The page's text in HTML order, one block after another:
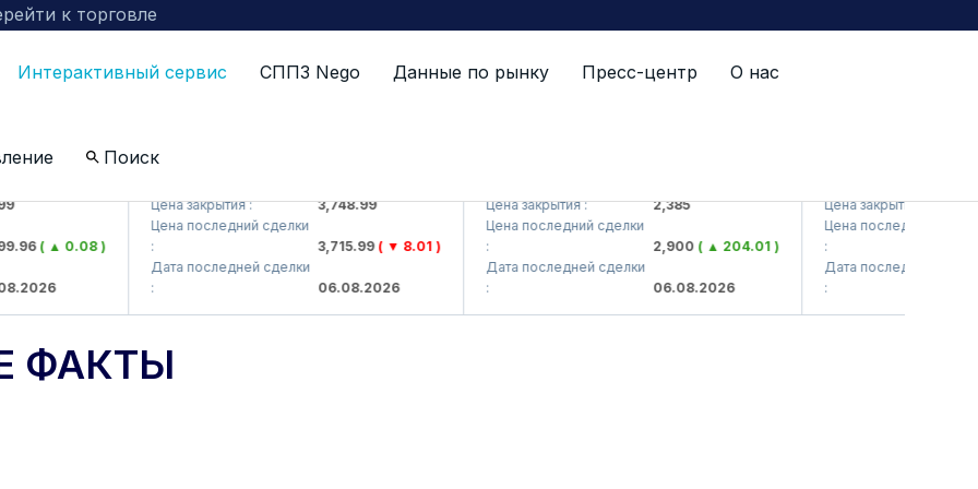
к торговле
Интерактивный сервис СППЗ Nego Данные по рынку Пресс-центр О нас
Поиск
( ▲ 0.08 )
Цена закрытия :
3,748.99
Цена последний сделки
3,715.99( ▼ 8.01 )
Дата последней сделки
06.08.2026
Цена закрытия :
2,385
Цена последний сделки
2,900( ▲ 204.01 )
Дата последней сделки
06.08.2026
Цена закрытия :
Цена последний сделки
Дата последней сделки
ФАКТЫ